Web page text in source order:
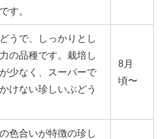
す。
うで、しっかりとし
の品種です。栽培し
少なく、スーパーで
けない珍しいぶどう
8月
頃〜
色合いが特徴の珍し